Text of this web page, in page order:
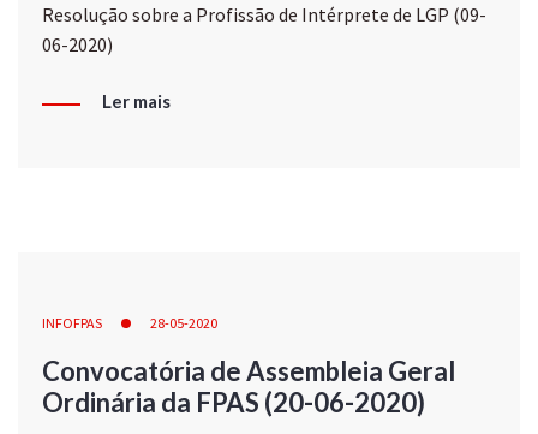
Resolução sobre a Profissão de Intérprete de LGP (09-
06-2020)
Ler mais
INFOFPAS 28-05-2020
Convocatória de Assembleia Geral
Ordinária da FPAS (20-06-2020)